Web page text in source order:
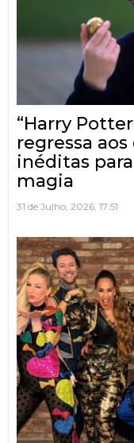
“Harry
regressa
inéditas
magia
31 de Julho, 2026, 17:51